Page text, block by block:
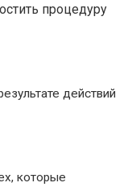
процедуру
действий
которые